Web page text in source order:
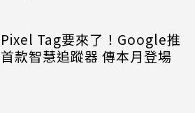
Pixel Tag要來了！Google推
首款智慧追蹤器 傳本月登場